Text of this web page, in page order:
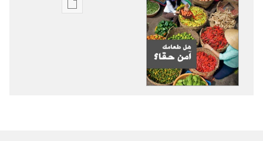
خيارات